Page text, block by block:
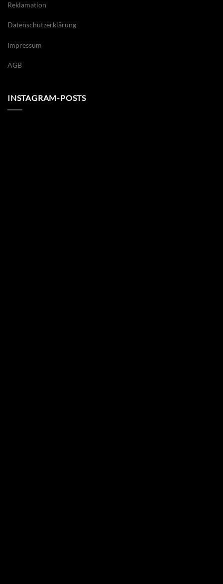
Reklamation
Datenschutzerklärung
Impressum
AGB
INSTAGRAM-POSTS